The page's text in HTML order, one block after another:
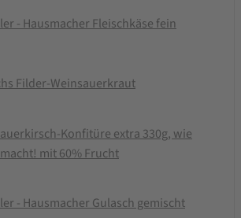
- Hausmacher Fleischkäse fein
Filder-Weinsauerkraut
Konfitüre extra 330g, wie
mit 60% Frucht
- Hausmacher Gulasch gemischt